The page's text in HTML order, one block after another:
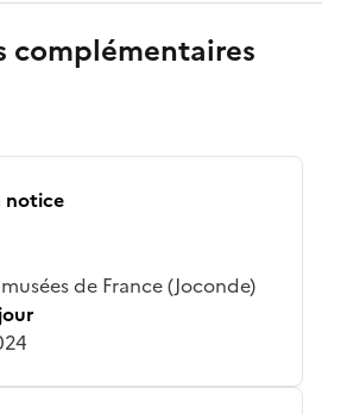
complémentaires
notice
de France (Joconde)